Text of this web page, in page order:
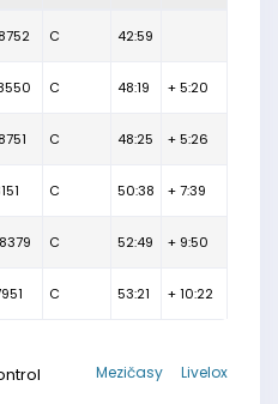
C 42:59
C 48:19 + 5:20
C 48:25 + 5:26
C 50:38 + 7:39
C 52:49 + 9:50
C 53:21 + 10:22
Livelox
Mezičasy